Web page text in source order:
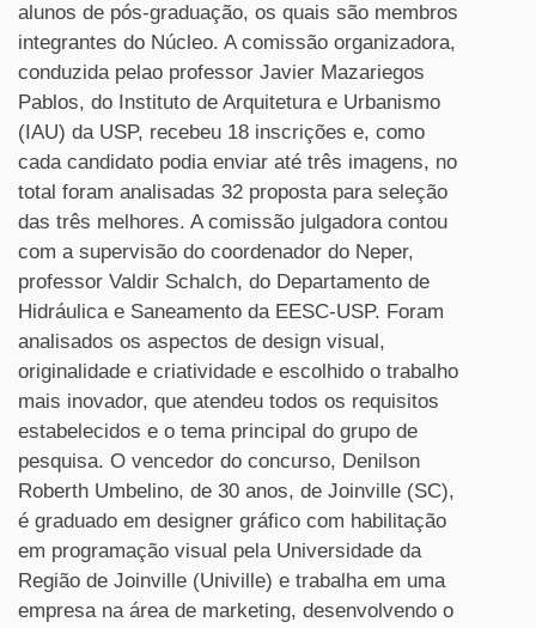
alunos de pós-graduação, os quais são membros
integrantes do Núcleo. A comissão organizadora,
conduzida pelao professor Javier Mazariegos
Pablos, do Instituto de Arquitetura e Urbanismo
(IAU) da USP, recebeu 18 inscrições e, como
cada candidato podia enviar até três imagens, no
total foram analisadas 32 proposta para seleção
das três melhores. A comissão julgadora contou
com a supervisão do coordenador do Neper,
professor Valdir Schalch, do Departamento de
Hidráulica e Saneamento da EESC-USP. Foram
analisados os aspectos de design visual,
originalidade e criatividade e escolhido o trabalho
mais inovador, que atendeu todos os requisitos
estabelecidos e o tema principal do grupo de
pesquisa. O vencedor do concurso, Denilson
Roberth Umbelino, de 30 anos, de Joinville (SC),
é graduado em designer gráfico com habilitação
em programação visual pela Universidade da
Região de Joinville (Univille) e trabalha em uma
empresa na área de marketing, desenvolvendo o